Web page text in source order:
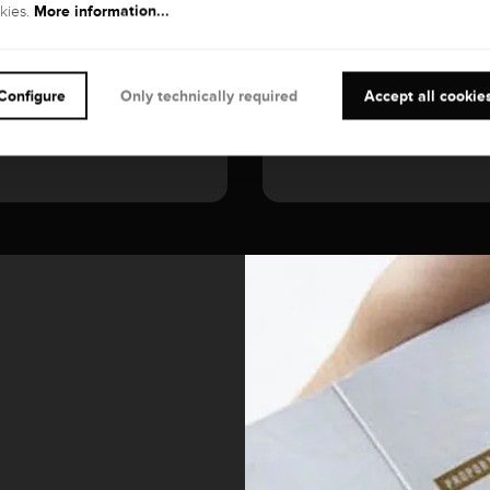
More information...
Accept all
Only technically required